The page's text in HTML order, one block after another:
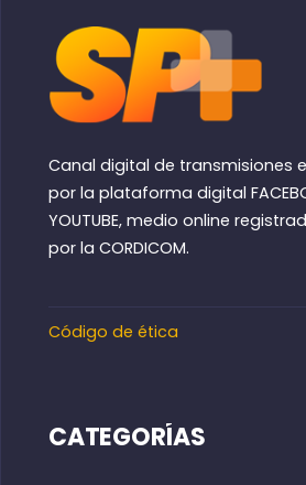
Canal digital de transmisiones
por la plataforma digital
YOUTUBE, medio online
por la CORDICOM.
Código de ética
CATEGORÍAS